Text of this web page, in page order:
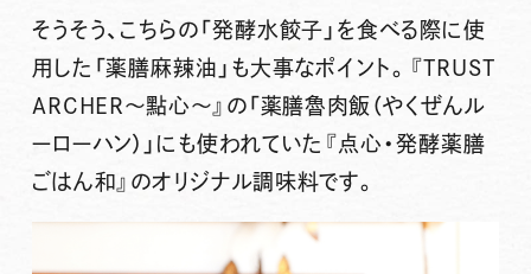
そうそう、こちらの「発酵水餃子」を食べる際に使
用した 「薬膳麻辣油」 も大事なポイント。『TRUST
ARCHER〜點心〜』の「薬膳魯肉飯（やくぜんル
ーローハン）」にも使われていた 『点心・発酵薬膳
ごはん和』のオリジナル調味料です。